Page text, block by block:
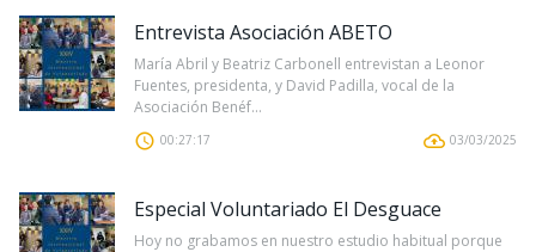
Entrevista Asociación ABETO
María Abril y Beatriz Carbonell entrevistan a Leonor
Fuentes, presidenta, y David Padilla, vocal de la
Asociación Benéf...
00:27:17 03/03/2025
Especial Voluntariado El Desguace
Hoy no grabamos en nuestro estudio habitual porque